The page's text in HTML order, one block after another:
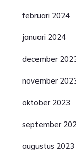
februari 2024
januari 2024
december
november
oktober 2023
september
augustus 2023